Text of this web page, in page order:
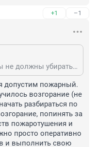
+1 –1
Автор и не писал что улицы не должны убираться. Он написал, что они не могут мгновенно убираться и по снегу нужно уметь ездить
допустим пожарный.
возгорание (не
разбираться по
попинять за
пожаротушения и
просто оперативно
и выполнить свою